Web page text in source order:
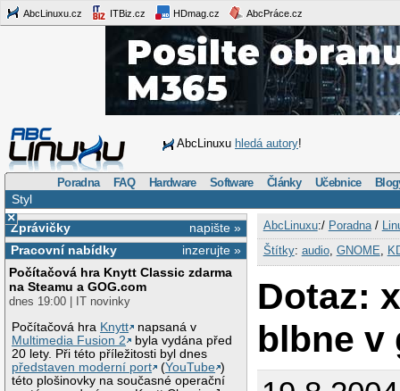
AbcLinuxu.cz ITBiz.cz HDmag.cz AbcPráce.cz
AbcLinuxu hledá autory!
Poradna FAQ Hardware Software Články Učebnice
Styl
×
napište »
Zprávičky
inzerujte »
Pracovní nabídky
Počítačová hra Knytt Classic zdarma
na Steamu a GOG.com
dnes 19:00 | IT novinky
Počítačová hra Knytt
napsaná v
Multimedia Fusion 2
byla vydána před
20 lety. Při této příležitosti byl dnes
představen moderní port
(YouTube )
této plošinovky na současné operační
AbcLinuxu:/ Poradna/
Štítky: audio, GNOME
Dotaz:
blbne v